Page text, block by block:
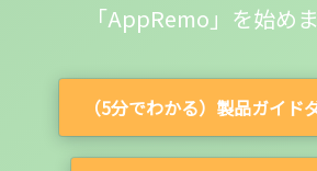
「AppRemo」を始め
（5分でわかる）製品ガイド